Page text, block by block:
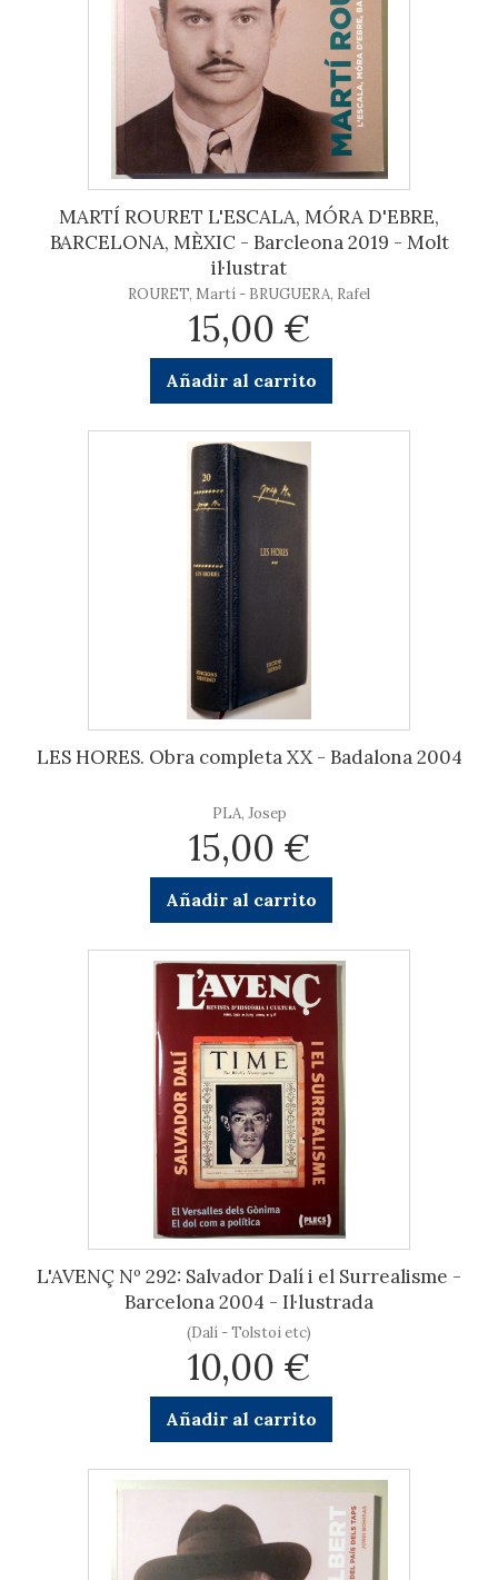
MARTÍ ROURET L'ESCALA, MÓRA D'EBRE,
BARCELONA, MÈXIC - Barcleona 2019 - Molt
il·lustrat
ROURET, Martí - BRUGUERA, Rafel
15,00 €
Añadir al carrito
LES HORES. Obra completa XX - Badalona 2004
PLA, Josep
15,00 €
Añadir al carrito
L'AVENÇ Nº 292: Salvador Dalí i el Surrealisme -
Barcelona 2004 - Il·lustrada
(Dalí - Tolstoi etc)
10,00 €
Añadir al carrito